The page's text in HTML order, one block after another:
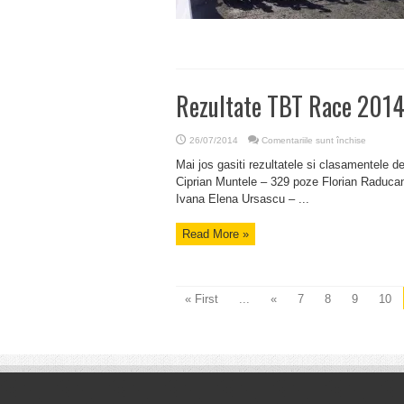
Rezultate TBT Race 2014
26/07/2014 Comentariile sunt închisepentru
TBT
Race
2014
Mai jos gasiti rezultatele si clasamentele
Ciprian Muntele – 329 poze Florian
Ivana Elena Ursascu – ...
Read More »
« First ... « 7 8 9 10